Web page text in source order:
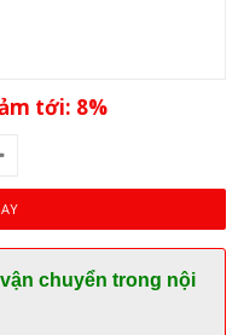
tới: 8%
chuyển trong nội